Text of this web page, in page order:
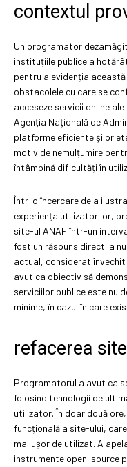
contextul
Un programator
instituțiile publice a
pentru a evidenția
obstacolele cu care se
acceseze servicii online
Agenția Națională de
platforme eficiente și
motiv de nemulțumire
întâmpină dificultăți în
Într-o încercare de a
experiența utilizatorilor,
site-ul ANAF într-un
fost un răspuns direct la
actual, considerat
avut ca obiectiv să
serviciilor publice este nu
minime, în cazul în care
refacerea
Programatorul a avut ca
folosind tehnologii de
utilizator. În doar două
funcțională a site-ului,
mai ușor de utilizat. A
instrumente open-source